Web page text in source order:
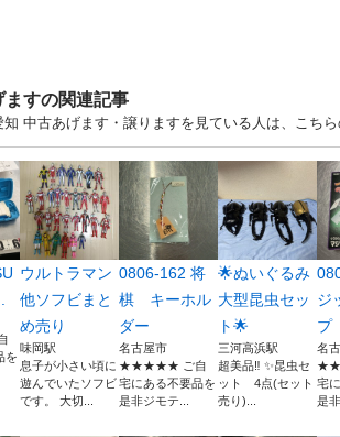
すの関連記事
中古あげます・譲りますを見ている人は、こちら
を
ウルトラマン
他ソフビまと
め売り
味岡駅
息子が小さい頃に
遊んでいたソフビ
です。 大切...
0806-162 将
棋 キーホル
ダー
名古屋市
★★★★★ ご自
宅にある不要品を
是非ジモテ...
🌟ぬいぐるみ
大型昆虫セッ
ト🌟
三河高浜駅
超美品‼️ ✨昆虫セ
ット 4点(セット
売り)...
ジ
プ
名
宅
是